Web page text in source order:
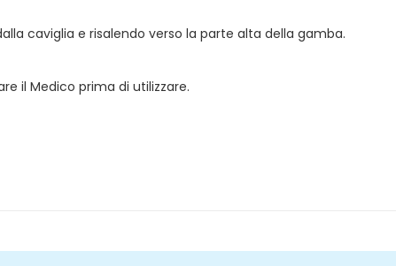
caviglia e risalendo verso la parte alta della gamba.
il Medico prima di utilizzare.